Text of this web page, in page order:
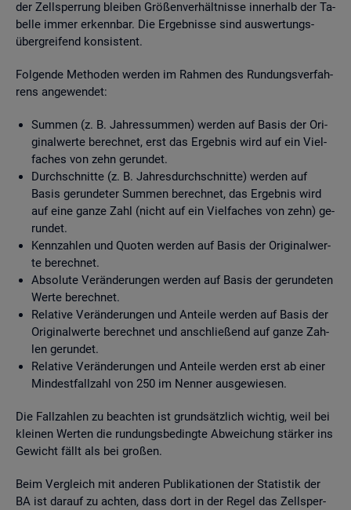
der Zell­sper­rung blei­ben Grö­ßen­ver­hält­nis­se in­ner­halb der Ta­
bel­le immer er­kenn­bar. Die Er­geb­nis­se sind aus­wer­tungs­
über­grei­fend kon­sis­tent.
Fol­gen­de Me­tho­den wer­den im Rah­men des Run­dungs­ver­fah­
rens an­ge­wen­det:
Sum­men (z. B. Jah­res­sum­men) wer­den auf Basis der Ori­
gi­nal­wer­te be­rech­net, erst das Er­geb­nis wird auf ein Viel­
fa­ches von zehn ge­run­det.
Durch­schnit­te (z. B. Jah­res­durch­schnit­te) wer­den auf
Basis ge­run­de­ter Sum­men be­rech­net, das Er­geb­nis wird
auf eine ganze Zahl (nicht auf ein Viel­fa­ches von zehn) ge­
run­det.
Kenn­zah­len und Quo­ten wer­den auf Basis der Ori­gi­nal­wer­
te be­rech­net.
Ab­so­lu­te Ver­än­de­run­gen wer­den auf Basis der ge­run­de­ten
Werte be­rech­net.
Re­la­ti­ve Ver­än­de­run­gen und An­tei­le wer­den auf Basis der
Ori­gi­nal­wer­te be­rech­net und an­schlie­ßend auf ganze Zah­
len ge­run­det.
Re­la­ti­ve Ver­än­de­run­gen und An­tei­le wer­den erst ab einer
Min­dest­fall­zahl von 250 im Nen­ner aus­ge­wie­sen.
Die Fall­zah­len zu be­ach­ten ist grund­sätz­lich wich­tig, weil bei
klei­nen Wer­ten die run­dungs­be­ding­te Ab­wei­chung stär­ker ins
Ge­wicht fällt als bei gro­ßen.
Beim Ver­gleich mit an­de­ren Pu­bli­ka­tio­nen der Sta­tis­tik der
BA ist dar­auf zu ach­ten, dass dort in der Regel das Zell­sper­